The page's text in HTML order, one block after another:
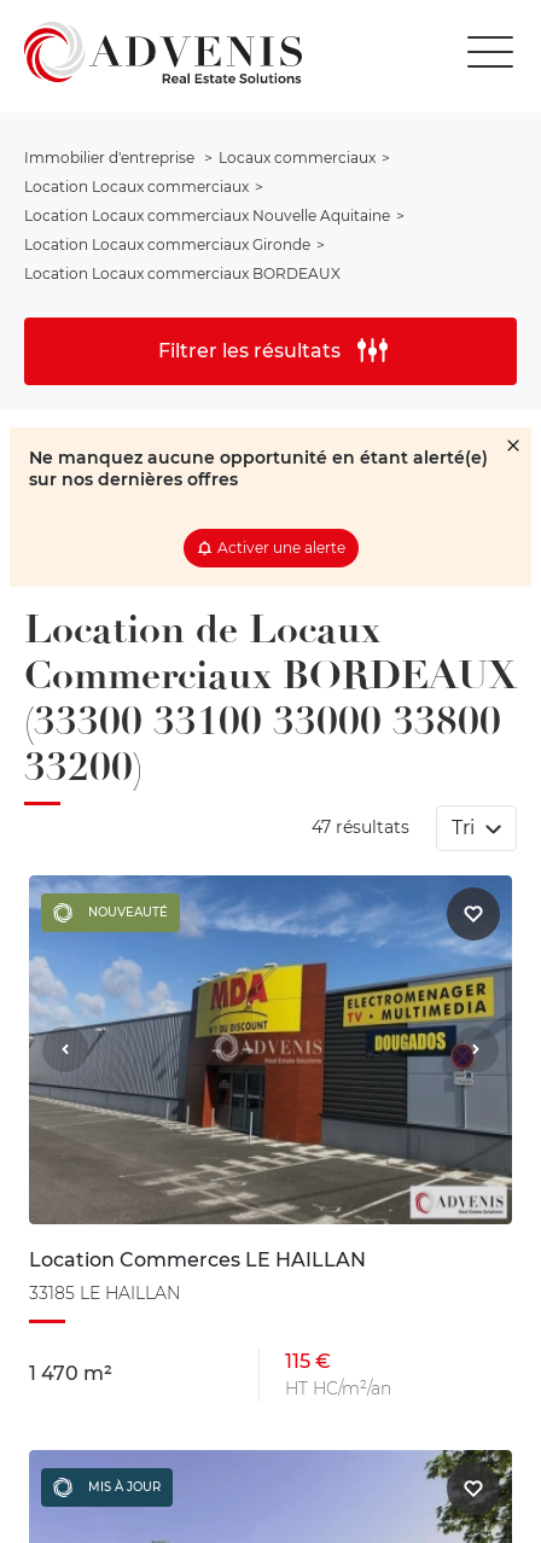
Immobilier d'entreprise
Locaux commerciaux
Location Locaux commerciaux
Location Locaux commerciaux Nouvelle Aquitaine
Location Locaux commerciaux Gironde
Location Locaux commerciaux BORDEAUX
Filtrer les résultats
Ne manquez aucune opportunité en étant alerté(e)
sur nos dernières offres
Activer une alerte
Location de Locaux
Commerciaux BORDEAUX
(33300 33100 33000 33800
33200)
47 résultats Tri
NOUVEAUTÉ
Location Commerces LE HAILLAN
33185 LE HAILLAN
1 470 m²
115 €
HT HC/m²/an
MIS À JOUR